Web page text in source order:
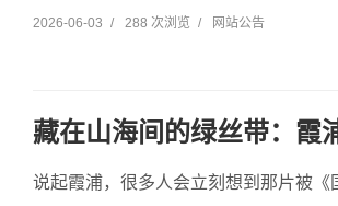
2026-06-03 / 288 次浏览 / 网站公告
藏在山海间的绿丝带：霞
说起霞浦，很多人会立刻想到那片被《